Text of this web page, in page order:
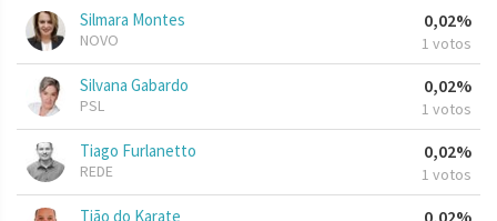
Silmara Montes
NOVO
0,02%
1 votos
Silvana Gabardo
PSL
0,02%
1 votos
Tiago Furlanetto
REDE
0,02%
1 votos
Tião do Karate